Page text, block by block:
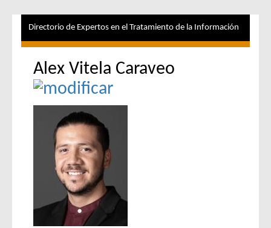
Directorio de Expertos en el Tratamiento de la Información
Alex Vitela Caraveo